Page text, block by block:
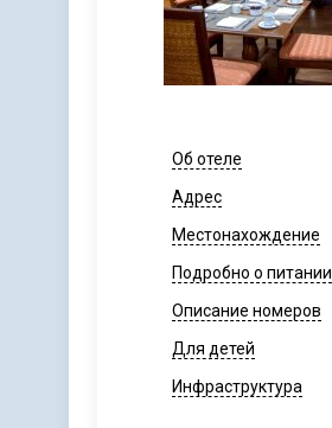
Об отеле
Адрес
Местонахождение
Подробно о питании
Описание номеров
Для детей
Инфраструктура